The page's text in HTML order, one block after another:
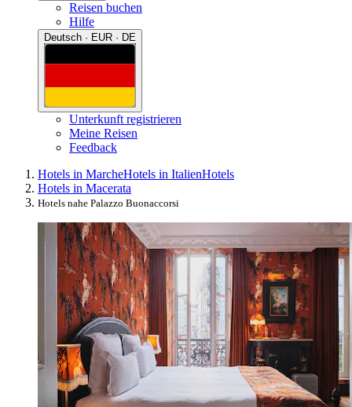
Reisen buchen
Hilfe
Deutsch · EUR · DE
Unterkunft registrieren
Meine Reisen
Feedback
Hotels in MarcheHotels in ItalienHotels
Hotels in Macerata
Hotels nahe Palazzo Buonaccorsi